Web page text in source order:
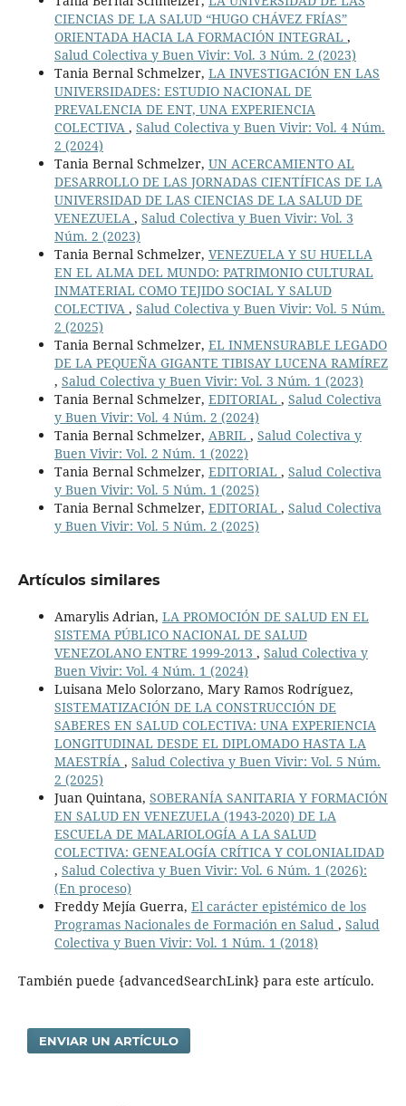
CIENCIAS DE LA SALUD “HUGO CHÁVEZ FRÍAS”
ORIENTADA HACIA LA FORMACIÓN INTEGRAL ,
Salud Colectiva y Buen Vivir: Vol. 3 Núm. 2 (2023)
Tania Bernal Schmelzer, LA INVESTIGACIÓN EN LAS
UNIVERSIDADES: ESTUDIO NACIONAL DE
PREVALENCIA DE ENT, UNA EXPERIENCIA
COLECTIVA , Salud Colectiva y Buen Vivir: Vol. 4 Núm.
2 (2024)
Tania Bernal Schmelzer, UN ACERCAMIENTO AL
DESARROLLO DE LAS JORNADAS CIENTÍFICAS DE LA
UNIVERSIDAD DE LAS CIENCIAS DE LA SALUD DE
VENEZUELA , Salud Colectiva y Buen Vivir: Vol. 3
Núm. 2 (2023)
Tania Bernal Schmelzer, VENEZUELA Y SU HUELLA
EN EL ALMA DEL MUNDO: PATRIMONIO CULTURAL
INMATERIAL COMO TEJIDO SOCIAL Y SALUD
COLECTIVA , Salud Colectiva y Buen Vivir: Vol. 5 Núm.
2 (2025)
Tania Bernal Schmelzer, EL INMENSURABLE LEGADO
DE LA PEQUEÑA GIGANTE TIBISAY LUCENA RAMÍREZ
, Salud Colectiva y Buen Vivir: Vol. 3 Núm. 1 (2023)
Tania Bernal Schmelzer, EDITORIAL , Salud Colectiva
y Buen Vivir: Vol. 4 Núm. 2 (2024)
Tania Bernal Schmelzer, ABRIL , Salud Colectiva y
Buen Vivir: Vol. 2 Núm. 1 (2022)
Tania Bernal Schmelzer, EDITORIAL , Salud Colectiva
y Buen Vivir: Vol. 5 Núm. 1 (2025)
Tania Bernal Schmelzer, EDITORIAL , Salud Colectiva
y Buen Vivir: Vol. 5 Núm. 2 (2025)
Artículos similares
Amarylis Adrian, LA PROMOCIÓN DE SALUD EN EL
SISTEMA PÚBLICO NACIONAL DE SALUD
VENEZOLANO ENTRE 1999-2013 , Salud Colectiva y
Buen Vivir: Vol. 4 Núm. 1 (2024)
Luisana Melo Solorzano, Mary Ramos Rodríguez,
SISTEMATIZACIÓN DE LA CONSTRUCCIÓN DE
SABERES EN SALUD COLECTIVA: UNA EXPERIENCIA
LONGITUDINAL DESDE EL DIPLOMADO HASTA LA
MAESTRÍA , Salud Colectiva y Buen Vivir: Vol. 5 Núm.
2 (2025)
Juan Quintana, SOBERANÍA SANITARIA Y FORMACIÓN
EN SALUD EN VENEZUELA (1943-2020) DE LA
ESCUELA DE MALARIOLOGÍA A LA SALUD
COLECTIVA: GENEALOGÍA CRÍTICA Y COLONIALIDAD
, Salud Colectiva y Buen Vivir: Vol. 6 Núm. 1 (2026):
(En proceso)
Freddy Mejía Guerra, El carácter epistémico de los
Programas Nacionales de Formación en Salud , Salud
Colectiva y Buen Vivir: Vol. 1 Núm. 1 (2018)
También puede {advancedSearchLink} para este artículo.
ENVIAR UN ARTÍCULO